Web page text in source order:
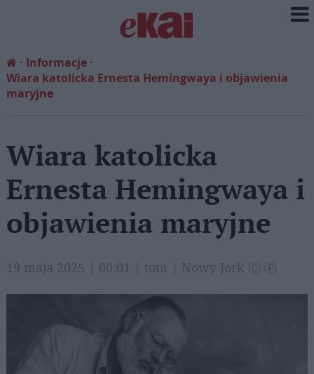
Informacje
Wiara katolicka Ernesta Hemingwaya i objawienia
maryjne
Wiara katolicka
Ernesta Hemingwaya i
objawienia maryjne
19 maja 2025 | 00:01 | tom | Nowy Jork Ⓒ Ⓟ